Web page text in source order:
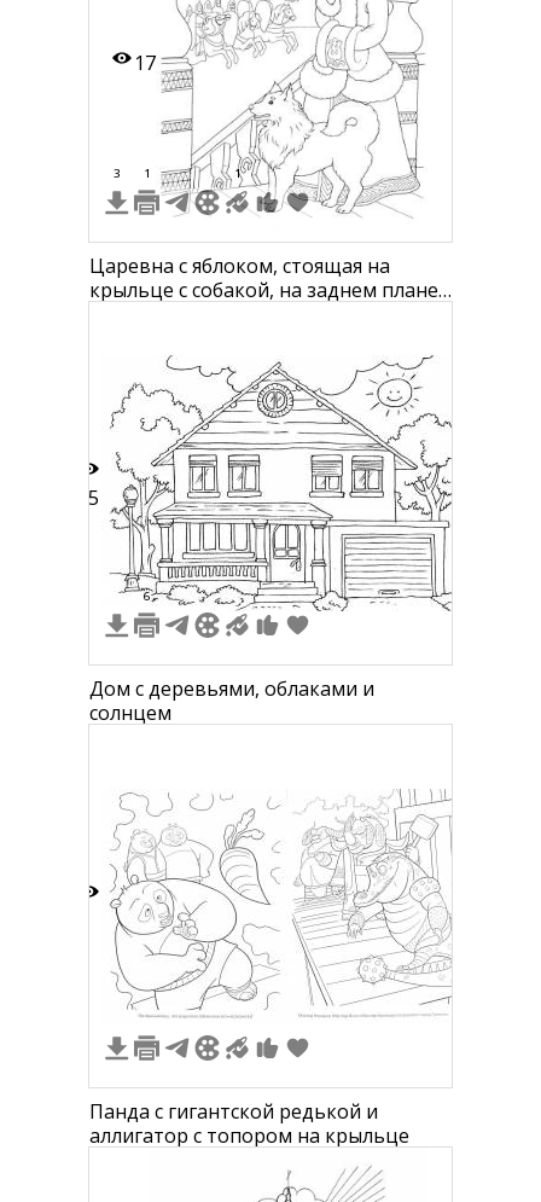
17
3 1 1
Царевна с яблоком, стоящая на
крыльце с собакой, на заднем плане
15
6
Дом с деревьями, облаками и
солнцем
Панда с гигантской редькой и
аллигатор с топором на крыльце